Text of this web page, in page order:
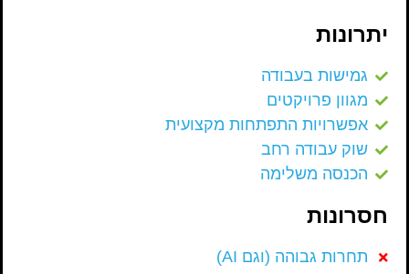
יתרונות
גמישות בעבודה
מגוון פרויקטים
אפשרויות התפתחות מקצועית
שוק עבודה רחב
הכנסה משלימה
חסרונות
תחרות גבוהה (וגם AI)